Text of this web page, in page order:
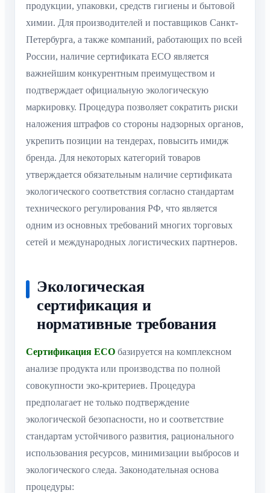
продукции, упаковки, средств гигиены и бытовой
химии. Для производителей и поставщиков Санкт-
Петербурга, а также компаний, работающих по всей
России, наличие сертификата ECO является
важнейшим конкурентным преимуществом и
подтверждает официальную экологическую
маркировку. Процедура позволяет сократить риски
наложения штрафов со стороны надзорных органов,
укрепить позиции на тендерах, повысить имидж
бренда. Для некоторых категорий товаров
утверждается обязательным наличие сертификата
экологического соответствия согласно стандартам
технического регулирования РФ, что является
одним из основных требований многих торговых
сетей и международных логистических партнеров.
Экологическая
сертификация и
нормативные требования
Сертификация ECO базируется на комплексном
анализе продукта или производства по полной
совокупности эко-критериев. Процедура
предполагает не только подтверждение
экологической безопасности, но и соответствие
стандартам устойчивого развития, рационального
использования ресурсов, минимизации выбросов и
экологического следа. Законодательная основа
процедуры: